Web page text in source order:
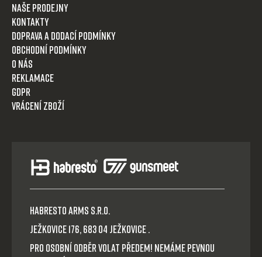
Naše prodejny
Kontakty
Doprava a dodací podmínky
Obchodní podmínky
O nás
Reklamace
GDPR
Vrácení zboží
HABRESTO ARMS s.r.o.
Ježkovice 176, 683 04 Ježkovice .
Pro osobní odběr volat předem! Nemáme pevnou